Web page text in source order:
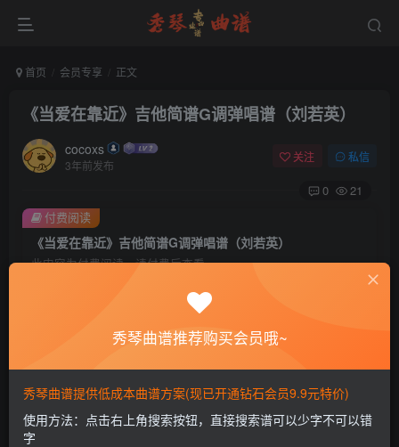
首页 会员专享 正文
《当爱在靠近》吉他简谱G调弹唱谱（刘若英）
cocoxs
3年前发布
关注 私信
0 21
《当爱在靠近》吉他简谱G调弹唱谱（刘若英）
此内容为付费阅读，请付费后查看
会员专属资源
黄金会员免费 钻石会员
开通会员
付费阅读
秀琴曲谱推荐购买会员哦~
秀琴曲谱提供低成本曲谱方案(现已开通钻石会员9.9元特价)
使用方法：点击右上角搜索按钮，直接搜索谱可以少字不可以错
字